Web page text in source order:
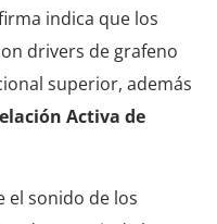
indica que los
drivers de grafeno
superior, además
Activa de
el sonido de los